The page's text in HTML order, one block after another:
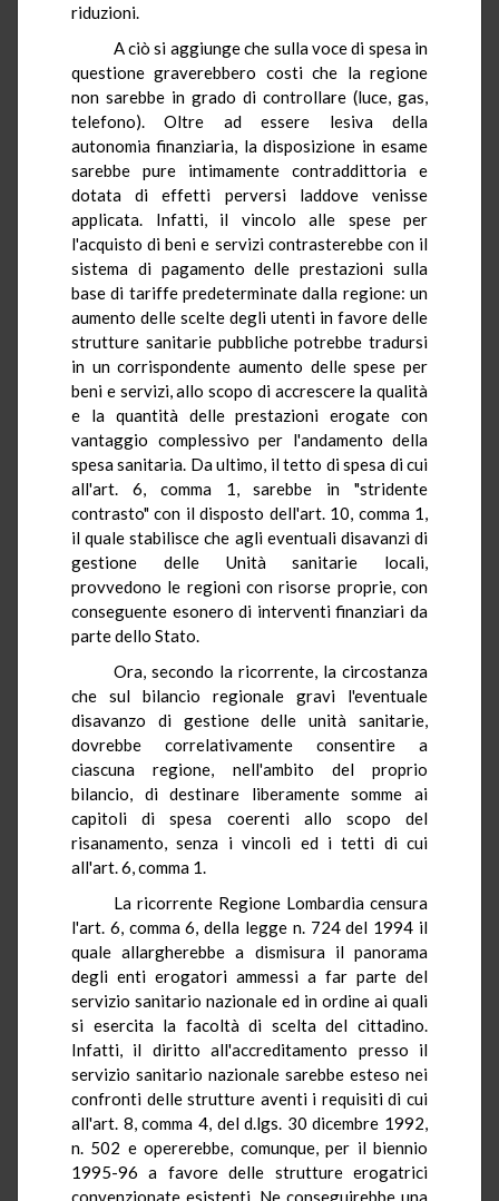
riduzioni.
A ciò si aggiunge che sulla voce di spesa in
questione graverebbero costi che la regione
non sarebbe in grado di controllare (luce, gas,
telefono). Oltre ad essere lesiva della
autonomia finanziaria, la disposizione in esame
sarebbe pure intimamente contraddittoria e
dotata di effetti perversi laddove venisse
applicata. Infatti, il vincolo alle spese per
l'acquisto di beni e servizi contrasterebbe con il
sistema di pagamento delle prestazioni sulla
base di tariffe predeterminate dalla regione: un
aumento delle scelte degli utenti in favore delle
strutture sanitarie pubbliche potrebbe tradursi
in un corrispondente aumento delle spese per
beni e servizi, allo scopo di accrescere la qualità
e la quantità delle prestazioni erogate con
vantaggio complessivo per l'andamento della
spesa sanitaria. Da ultimo, il tetto di spesa di cui
all'art. 6, comma 1, sarebbe in "stridente
contrasto" con il disposto dell'art. 10, comma 1,
il quale stabilisce che agli eventuali disavanzi di
gestione delle Unità sanitarie locali,
provvedono le regioni con risorse proprie, con
conseguente esonero di interventi finanziari da
parte dello Stato.
Ora, secondo la ricorrente, la circostanza
che sul bilancio regionale gravi l'eventuale
disavanzo di gestione delle unità sanitarie,
dovrebbe correlativamente consentire a
ciascuna regione, nell'ambito del proprio
bilancio, di destinare liberamente somme ai
capitoli di spesa coerenti allo scopo del
risanamento, senza i vincoli ed i tetti di cui
all'art. 6, comma 1.
La ricorrente Regione Lombardia censura
l'art. 6, comma 6, della legge n. 724 del 1994 il
quale allargherebbe a dismisura il panorama
degli enti erogatori ammessi a far parte del
servizio sanitario nazionale ed in ordine ai quali
si esercita la facoltà di scelta del cittadino.
Infatti, il diritto all'accreditamento presso il
servizio sanitario nazionale sarebbe esteso nei
confronti delle strutture aventi i requisiti di cui
all'art. 8, comma 4, del d.lgs. 30 dicembre 1992,
n. 502 e opererebbe, comunque, per il biennio
1995-96 a favore delle strutture erogatrici
convenzionate esistenti. Ne conseguirebbe una